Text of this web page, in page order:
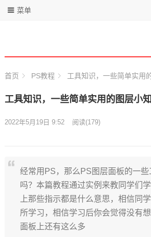
菜单
首页 PS教程 工具知识，一些简单实用
工具知识，一些简单实用的图层小
2022年5月19日 9:52 阅读(179)
经常用PS，那么PS图层面板的一些
吗？本篇教程通过实例来教同学们
上那些指示都是什么意思，相信同
所学习，相信学习后你会觉得没有
面板上还有这么多